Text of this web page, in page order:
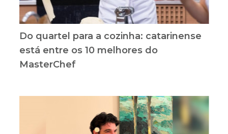
Do quartel para a cozinha: catarinense
está entre os 10 melhores do
MasterChef